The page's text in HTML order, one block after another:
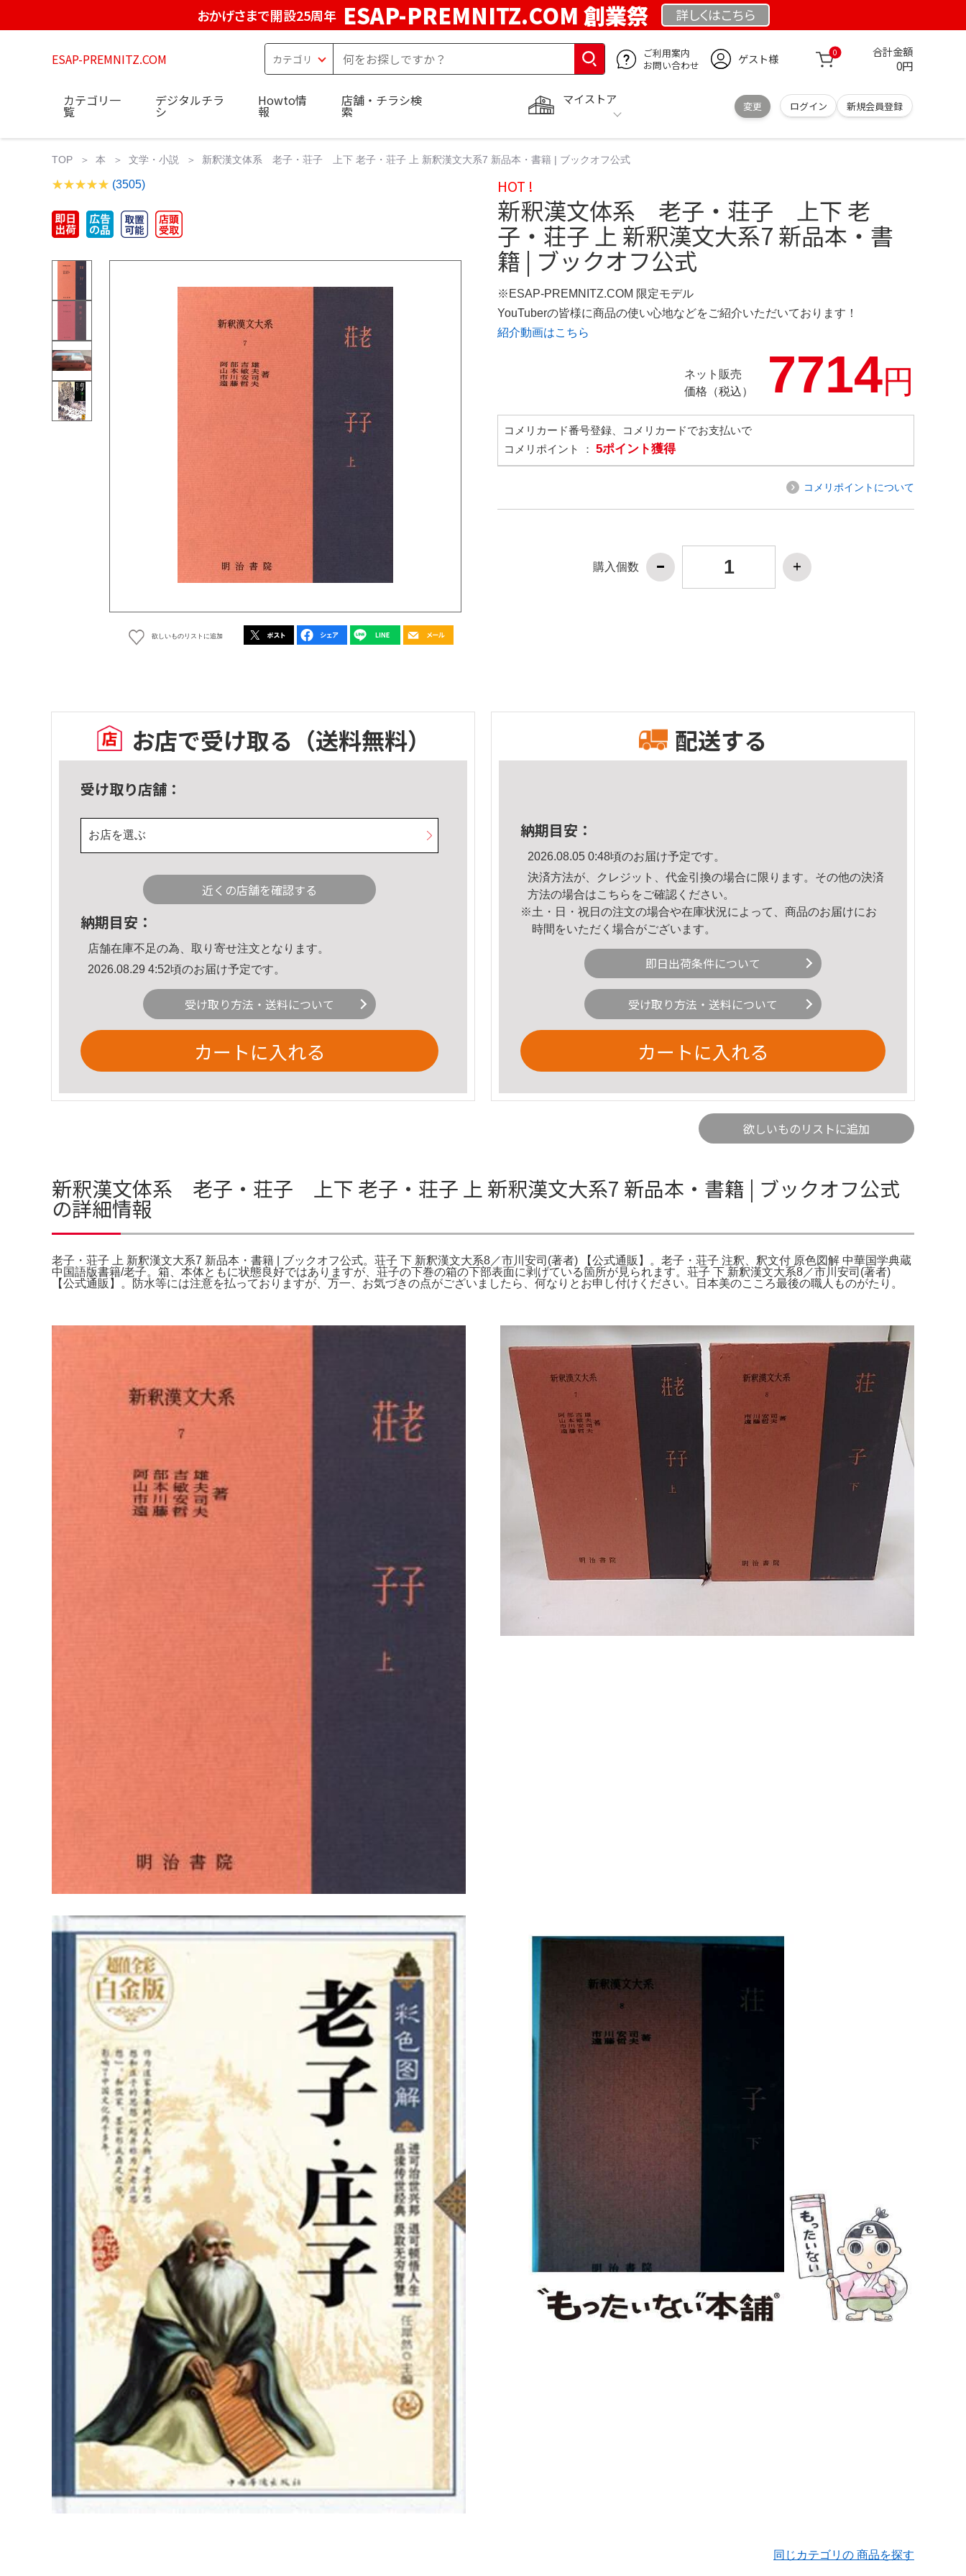
おかげさまで開設25周年 ESAP-PREMNITZ.COM 創業祭 詳しくはこちら
ESAP-PREMNITZ.COM
ご利用案内
お問い合わせ
ゲスト様 0 合計金額
0円
マイストア
変更 ログイン 新規会員登録
カテゴリ一
覧
デジタルチラ
シ
Howto情
報
店舗・チラシ検
索
TOP 本 文学・小説 新釈漢文体系 老子・荘子 上下 老子・荘子 上 新釈漢文大系7 新品本・書籍 | ブックオフ公式
(3505)
欲しいものリストに追加
HOT !
新釈漢文体系 老子・荘子 上下 老
子・荘子 上 新釈漢文大系7 新品本・書
籍 | ブックオフ公式
※ESAP-PREMNITZ.COM 限定モデル
YouTuberの皆様に商品の使い心地などをご紹介いただいております！
紹介動画はこちら
ネット販売
価格（税込）
7714円
コメリカード番号登録、コメリカードでお支払いで
コメリポイント ： 5ポイント獲得
コメリポイントについて
購入個数
お店で受け取る （送料無料）
受け取り店舗：
お店を選ぶ
近くの店舗を確認する
納期目安：
店舗在庫不足の為、取り寄せ注文となります。
2026.08.29 4:52頃のお届け予定です。
受け取り方法・送料について
カートに入れる
配送する
納期目安：
2026.08.05 0:48頃のお届け予定です。
決済方法が、クレジット、代金引換の場合に限ります。その他の決済
方法の場合はこちら をご確認ください。
※土・日・祝日の注文の場合や在庫状況によって、商品のお届けにお
時間をいただく場合がございます。
即日出荷条件について
受け取り方法・送料について
カートに入れる
欲しいものリストに追加
新釈漢文体系 老子・荘子 上下 老子・荘子 上 新釈漢文大系7 新品本・書籍 | ブックオフ公式
の詳細情報
老子・荘子 上 新釈漢文大系7 新品本・書籍 | ブックオフ公式。荘子 下 新釈漢文大系8／市川安司(著者) 【公式通販】。老子・荘子 注釈、釈文付 原色図解 中華国学典蔵
中国語版書籍/老子。箱、本体ともに状態良好ではありますが、荘子の下巻の箱の下部表面に剥げている箇所が見られます。荘子 下 新釈漢文大系8／市川安司(著者)
【公式通販】。防水等には注意を払っておりますが、万一、お気づきの点がございましたら、何なりとお申し付けください。日本美のこころ最後の職人ものがたり。
同じカテゴリの 商品を探す